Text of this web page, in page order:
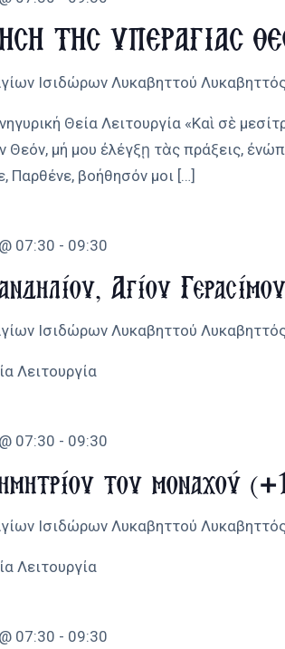
ΤΗΣ ΥΠΕΡΑΓΙΑΣ
Ισιδώρων Λυκαβηττού
Θεία Λειτουργία «Καὶ σὲ
Θεόν, μή μου ἐλέγξῃ τὰς πράξεις,
Παρθένε, βοήθησόν μοι[…]
Αγίου Γερασίμου
07:30 - 09:30
Ισιδώρων Λυκαβηττού
Λειτουργία
του μοναχού
07:30 - 09:30
Ισιδώρων Λυκαβηττού
Λειτουργία
07:30 - 09:30